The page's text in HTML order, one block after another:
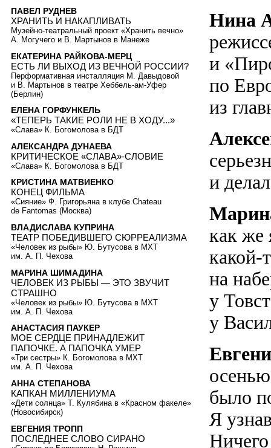
Нина
и
по
из
и
как же
на
у
у
было
Я
ПАВЕЛ РУДНЕВ
ХРАНИТЬ И НАКАПЛИВАТЬ
Музейно-театральный проект «Хранить вечно»
А. Могучего и В. Мартынов в Манеже
ЕКАТЕРИНА РАЙКОВА-МЕРЦ
ЕСТЬ ЛИ ВЫХОД ИЗ ВЕЧНОЙ РОССИИ?
Перформативная инсталляция М. Давыдовой
и В. Мартынов в театре Хеббель-ам-Уфер
(Берлин)
ЕЛЕНА ГОРФУНКЕЛЬ
«ТЕПЕРЬ ТАКИЕ РОЛИ НЕ В ХОДУ...»
«Слава» К. Богомолова в БДТ
АЛЕКСАНДРА ДУНАЕВА
КРИТИЧЕСКОЕ «СЛАВА»-СЛОВИЕ
«Слава» К. Богомолова в БДТ
КРИСТИНА МАТВИЕНКО
КОНЕЦ ФИЛЬМА
«Сияние» Ф. Григорьяна в клубе Chateau
de Fantomas (Москва)
ВЛАДИСЛАВА КУПРИНА
ТЕАТР ПОБЕДИВШЕГО СЮРРЕАЛИЗМА
«Человек из рыбы» Ю. Бутусова в МХТ
им. А. П. Чехова
МАРИНА ШИМАДИНА
ЧЕЛОВЕК ИЗ РЫБЫ — ЭТО ЗВУЧИТ
СТРАШНО
«Человек из рыбы» Ю. Бутусова в МХТ
им. А. П. Чехова
АНАСТАСИЯ ПАУКЕР
МОЕ СЕРДЦЕ ПРИНАДЛЕЖИТ
ПАПОЧКЕ. А ПАПОЧКА УМЕР
«Три сестры» К. Богомолова в МХТ
им. А. П. Чехова
АННА СТЕПАНОВА
КАПКАН МИЛЛЕНИУМА
«Дети солнца» Т. Кулябина в «Красном факеле»
(Новосибирск)
ЕВГЕНИЯ ТРОПП
ПОСЛЕДНЕЕ СЛОВО СИРАНО